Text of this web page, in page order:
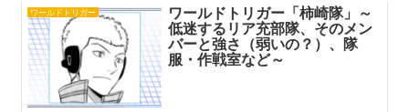
ワールドトリガー ワールドトリガー「柿崎隊」～
低迷するリア充部隊、そのメン
バーと強さ（弱いの？）、隊
服・作戦室など～